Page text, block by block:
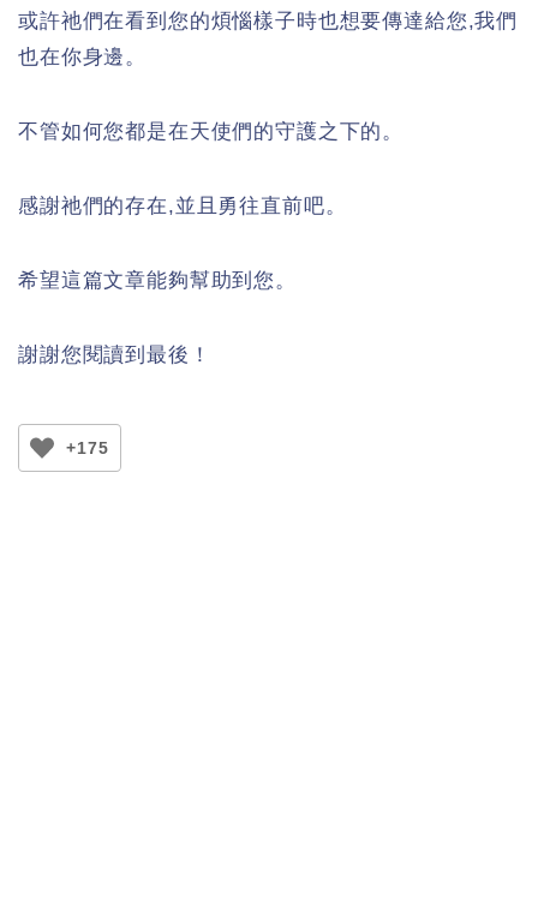
或許祂們在看到您的煩惱樣子時也想要傳達給您,我們
也在你身邊。
不管如何您都是在天使們的守護之下的。
感謝祂們的存在,並且勇往直前吧。
希望這篇文章能夠幫助到您。
謝謝您閱讀到最後！
+175